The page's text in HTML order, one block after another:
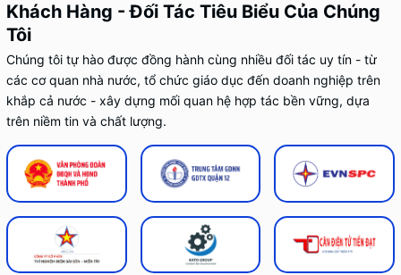
Khách Hàng - Đối Tác Tiêu Biểu Của Chúng
Tôi
Chúng tôi tự hào được đồng hành cùng nhiều đối tác uy tín - từ
các cơ quan nhà nước, tổ chức giáo dục đến doanh nghiệp trên
khắp cả nước - xây dựng mối quan hệ hợp tác bền vững, dựa
trên niềm tin và chất lượng.